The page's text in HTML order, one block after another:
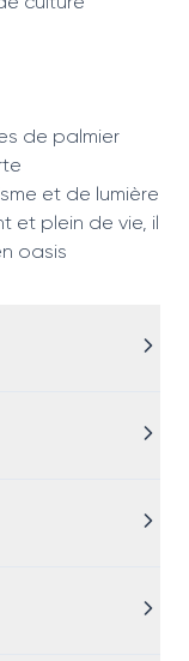
de palmier
et de lumière
et plein de vie, il
oasis